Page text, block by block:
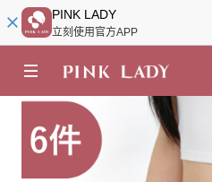
PINK LADY
立刻使用官方APP